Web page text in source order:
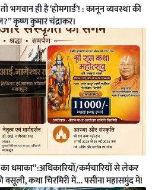
ही हैं ‘होमगार्ड’! : कानून व्यवस्था की
कृष्ण कुमार चंद्राकर।
का धमाका”:अधिकारियों/कर्मचारियों से लेकर
कथा चिरमिरी में… पसीना महासमुंद में!